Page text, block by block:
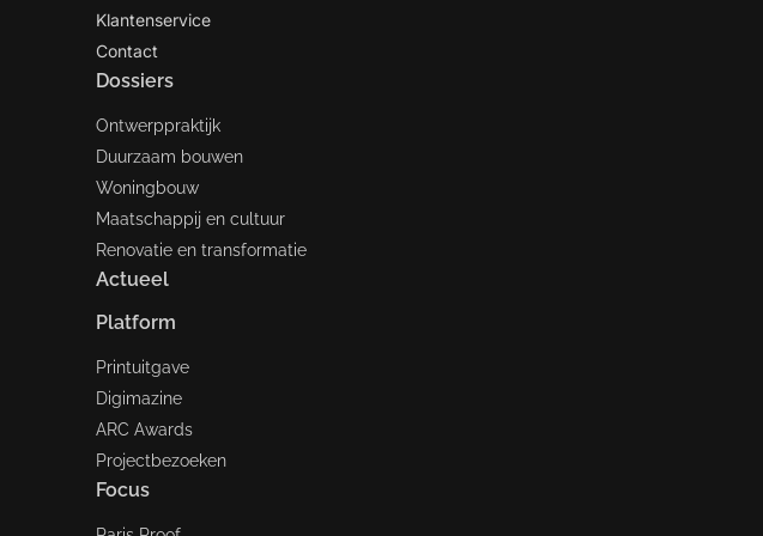
Klantenservice
Contact
Dossiers
Ontwerppraktijk
Duurzaam bouwen
Woningbouw
Maatschappij en cultuur
Renovatie en transformatie
Actueel
Platform
Printuitgave
Digimazine
ARC Awards
Projectbezoeken
Focus